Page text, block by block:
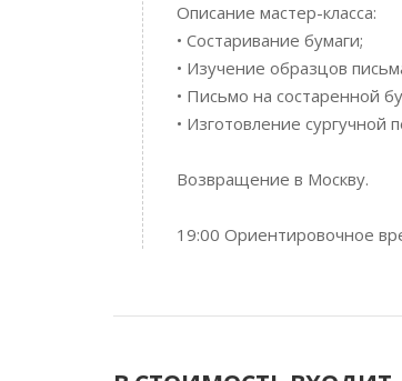
Описание мастер-класса:
• Состаривание бумаги;
• Изучение образцов
• Письмо на состаренной
• Изготовление сургучной
Возвращение в Москву.
19:00 Ориентировочное